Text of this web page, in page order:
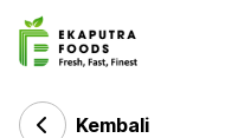
Kembali